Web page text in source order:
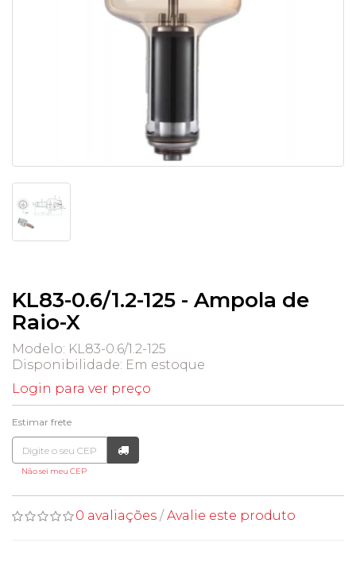
KL83-0.6/1.2-125 - Ampola de
Raio-X
Modelo: KL83-0.6/1.2-125
Disponibilidade: Em estoque
Login para ver preço
Estimar frete
Não sei meu CEP
0 avaliações / Avalie este produto